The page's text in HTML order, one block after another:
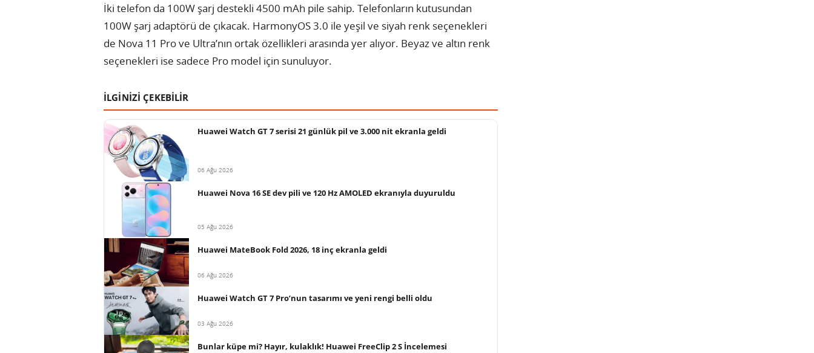
İki telefon da 100W şarj destekli 4500 mAh pile sahip. Telefonların kutusundan
100W şarj adaptörü de çıkacak. HarmonyOS 3.0 ile yeşil ve siyah renk seçenekleri
de Nova 11 Pro ve Ultra’nın ortak özellikleri arasında yer alıyor. Beyaz ve altın renk
seçenekleri ise sadece Pro model için sunuluyor.
İLGİNİZİ ÇEKEBİLİR
Huawei Watch GT 7 serisi 21 günlük pil ve 3.000 nit ekranla geldi
06 Ağu 2026
Huawei Nova 16 SE dev pili ve 120 Hz AMOLED ekranıyla duyuruldu
05 Ağu 2026
Huawei MateBook Fold 2026, 18 inç ekranla geldi
06 Ağu 2026
Huawei Watch GT 7 Pro’nun tasarımı ve yeni rengi belli oldu
03 Ağu 2026
Bunlar küpe mi? Hayır, kulaklık! Huawei FreeClip 2 S İncelemesi